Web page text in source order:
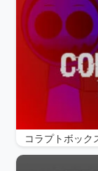
コラプトボック